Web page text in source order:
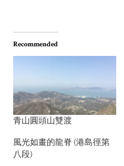
Recommended
青山圓頭山雙渡
風光如畫的龍脊 (港島徑第
八段)